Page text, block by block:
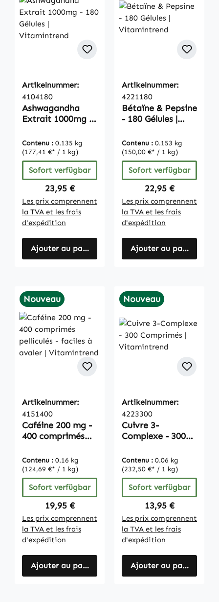
Artikelnummer:
4104180
Ashwagandha
Extrait 1000mg -
Vitamintrend
Contenu : 0.135 kg
(177,41 €* / 1 kg)
Sofort verfügbar
Regulärer Preis:
23,95 €
Les prix comprennent
la TVA et les frais
d'expédition
Ajouter au panier
Artikelnummer:
4221180
Bétaïne & Pepsine
- 180 Gélules |
Contenu : 0.153 kg
(150,00 €* / 1 kg)
Sofort verfügbar
Regulärer Preis:
22,95 €
Les prix comprennent
la TVA et les frais
d'expédition
Ajouter au panier
Nouveau
Artikelnummer:
4151400
Caféine 200 mg -
400 comprimés
à avaler |
Vitamintrend
Contenu : 0.16 kg
(124,69 €* / 1 kg)
Sofort verfügbar
Regulärer Preis:
19,95 €
Les prix comprennent
la TVA et les frais
d'expédition
Ajouter au panier
Nouveau
Artikelnummer:
4223300
Cuivre 3-
Complexe - 300
Vitamintrend
Contenu : 0.06 kg
(232,50 €* / 1 kg)
Sofort verfügbar
Regulärer Preis:
13,95 €
Les prix comprennent
la TVA et les frais
d'expédition
Ajouter au panier